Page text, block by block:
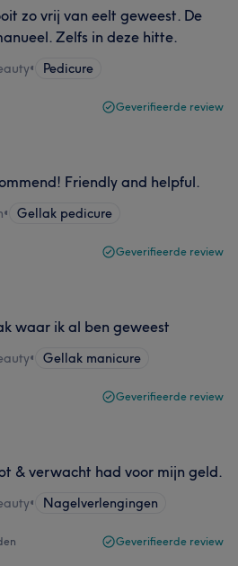
zo vrij van eelt geweest. De
Zelfs in deze hitte.
• Pedicure
Geverifieerde review
Friendly and helpful.
• Gellak pedicure
Geverifieerde review
waar ik al ben geweest
• Gellak manicure
Geverifieerde review
& verwacht had voor mijn geld.
• Nagelverlengingen
Geverifieerde review